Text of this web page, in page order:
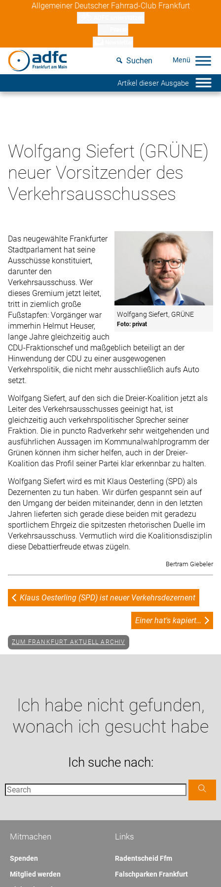
Allgemeiner Deutscher Fahrrad-Club Frankfurt
Suchen
Artikel dieser Ausgabe
Wolfgang Siefert (GRÜNE)
neuer Vorsitzender des
Verkehrsausschusses
Wolfgang Siefert, GRÜNE
Foto: privat
Das neugewählte Frankfurter
Stadtparlament hat seine
Ausschüsse konstituiert,
darunter den
Verkehrsausschuss. Wer
dieses Gremium jetzt leitet,
tritt in ziemlich große
Fußstapfen: Vorgänger war
immerhin Helmut Heuser,
lange Jahre gleichzeitig auch
CDU-Fraktionschef und maßgeblich beteiligt an der
Hinwendung der CDU zu einer ausgewogenen
Verkehrspolitik, die nicht mehr ausschließlich aufs Auto
setzt.
Wolfgang Siefert, auf den sich die Dreier-Koalition jetzt als
Leiter des Verkehrsausschusses geeinigt hat, ist
gleichzeitig auch verkehrspolitischer Sprecher seiner
Fraktion. Die in puncto Radverkehr sehr weitgehenden und
ausführlichen Aussagen im Kommunalwahlprogramm der
Grünen können ihm sicher helfen, auch in der Dreier-
Koalition das Profil seiner Partei klar erkennbar zu halten.
Wolfgang Siefert wird es mit Klaus Oesterling (SPD) als
Dezernenten zu tun haben. Wir dürfen gespannt sein auf
den Umgang der beiden miteinander, denn in den letzten
Jahren lieferten sich gerade diese beiden mit geradezu
sportlichem Ehrgeiz die spitzesten rhetorischen Duelle im
Verkehrsausschuss. Vermutlich wird die Koalitionsdisziplin
diese Debattierfreude etwas zügeln.
Bertram Giebeler
Klaus Oesterling (SPD) ist neuer Verkehrsdezernent
Einer hat's kapiert…
ZUM FRANKFURT AKTUELL ARCHIV
Ich habe nicht gefunden,
wonach ich gesucht habe
Ich suche nach:
Links
Radentscheid Ffm
Falschparken Frankfurt
Mitmachen
Spenden
Mitglied werden